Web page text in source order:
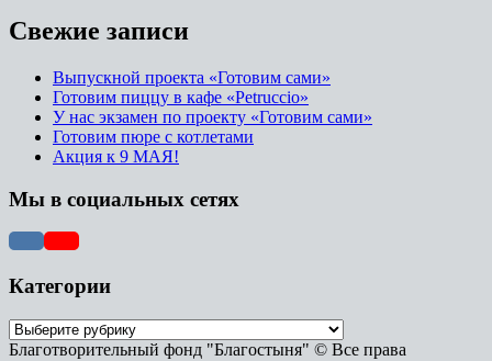
Свежие записи
Выпускной проекта «Готовим сами»
Готовим пиццу в кафе «Petruccio»
У нас экзамен по проекту «Готовим сами»
Готовим пюре с котлетами
Акция к 9 МАЯ!
Мы в социальных сетях
Категории
Благотворительный фонд "Благостыня" © Все права